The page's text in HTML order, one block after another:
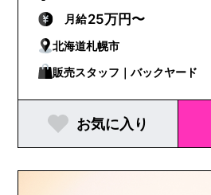
月給25万円〜
北海道札幌市
販売スタッフ｜バックヤード
お気に入り